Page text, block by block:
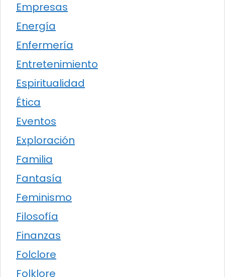
Empresas
Energía
Enfermería
Entretenimiento
Espiritualidad
Ética
Eventos
Exploración
Familia
Fantasía
Feminismo
Filosofía
Finanzas
Folclore
Folklore